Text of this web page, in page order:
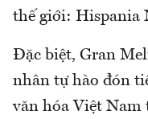
thế giới: Hispania
Đặc biệt, Gran
nhân tự hào đón
văn hóa Việt Nam